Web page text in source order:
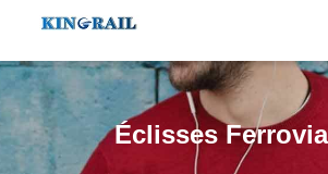
Éclisses